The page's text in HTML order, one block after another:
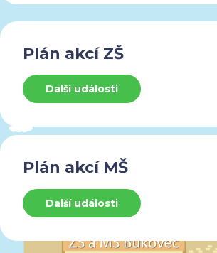
Plán akcí ZŠ
Další události
Plán akcí MŠ
Další události